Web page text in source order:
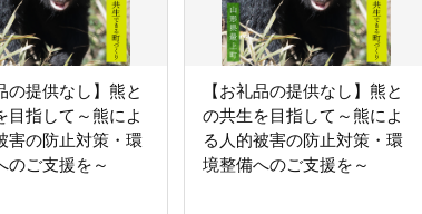
の提供なし】熊と
目指して～熊によ
害の防止対策・環
のご支援を～
【お礼品の提供なし】熊と
の共生を目指して～熊によ
る人的被害の防止対策・環
境整備へのご支援を～